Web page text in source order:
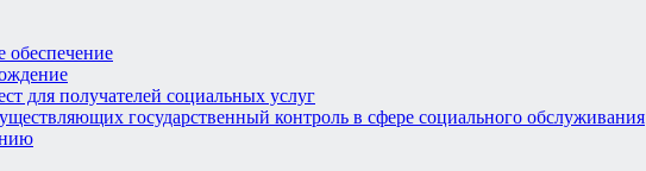
обеспечение
для получателей социальных услуг
государственный контроль в сфере социального обслуживания